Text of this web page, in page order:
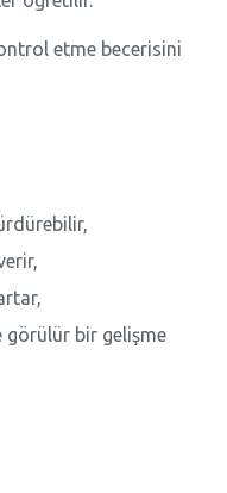
etme becerisini
görülür bir gelişme